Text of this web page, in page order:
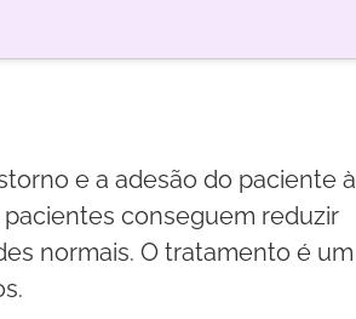
e a adesão do paciente
conseguem reduzir
normais. O tratamento é um